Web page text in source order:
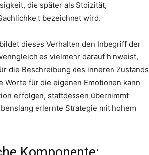
die später als Stoizität,
bezeichnet wird.
dieses Verhalten den Inbegriff der
es vielmehr darauf hinweist,
die Beschreibung des inneren Zustands
Worte für die eigenen Emotionen kann
erfolgen, stattdessen übernimmt
erlernte Strategie mit hohem